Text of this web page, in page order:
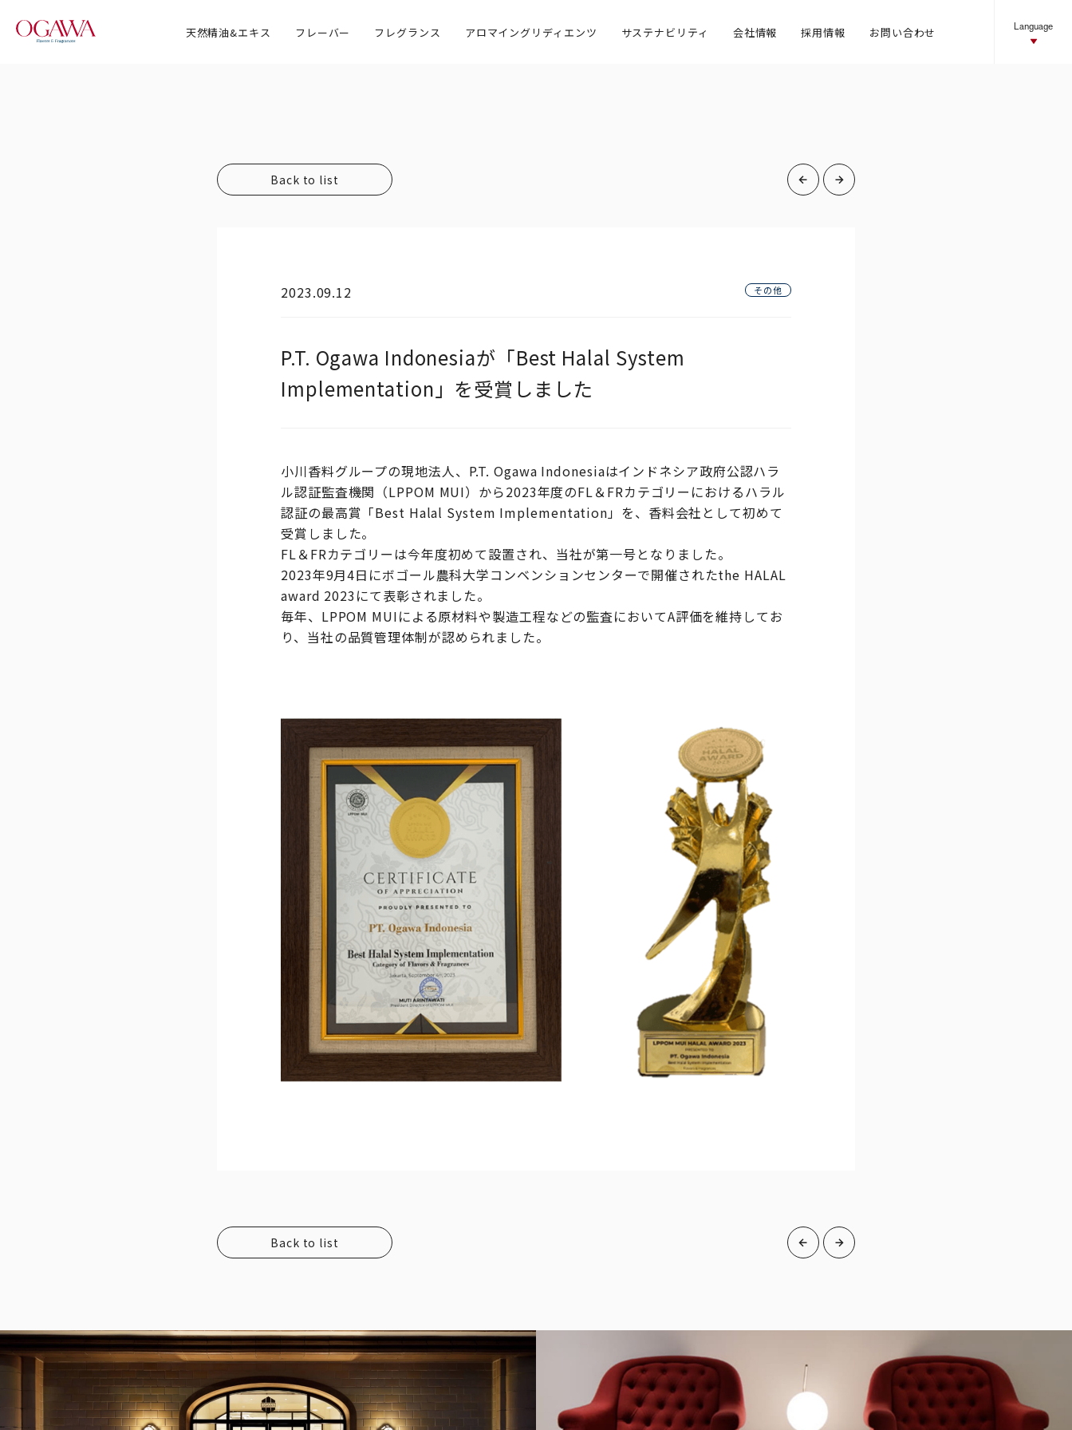
天然精油&エキス フレーバー フレグランス アロマイングリディエンツ サステナビリティ 会社情報
事業展開
お問い合わせ
採用情報 お問い合わせ Language
Back to list
2023.09.12 その他
P.T. Ogawa Indonesiaが「Best Halal System
Implementation」を受賞しました
小川香料グループの現地法人、P.T. Ogawa Indonesiaはインドネシア政府公認ハラ
ル認証監査機関（LPPOM MUI）から2023年度のFL＆FRカテゴリーにおけるハラル
認証の最高賞「Best Halal System Implementation」を、香料会社として初めて
受賞しました。
FL＆FRカテゴリーは今年度初めて設置され、当社が第一号となりました。
2023年9月4日にボゴール農科大学コンベンションセンターで開催されたthe HALAL
award 2023にて表彰されました。
毎年、LPPOM MUIによる原材料や製造工程などの監査においてA評価を維持してお
り、当社の品質管理体制が認められました。
Back to list